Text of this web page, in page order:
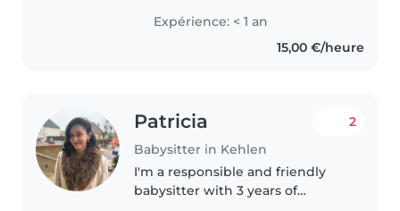
Expérience: < 1 an
15,00 €/heure
Patricia
Babysitter in Kehlen
2
I'm a responsible and friendly
babysitter with 3 years of